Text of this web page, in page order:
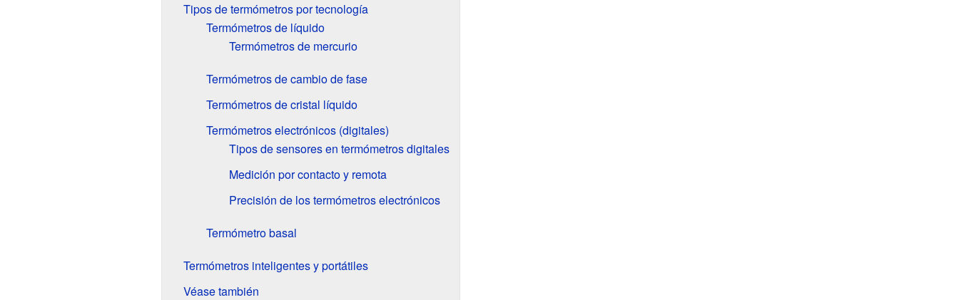
Tipos de termómetros por tecnología
Termómetros de líquido
Termómetros de mercurio
Termómetros de cambio de fase
Termómetros de cristal líquido
Termómetros electrónicos (digitales)
Tipos de sensores en termómetros digitales
Medición por contacto y remota
Precisión de los termómetros electrónicos
Termómetro basal
Termómetros inteligentes y portátiles
Véase también